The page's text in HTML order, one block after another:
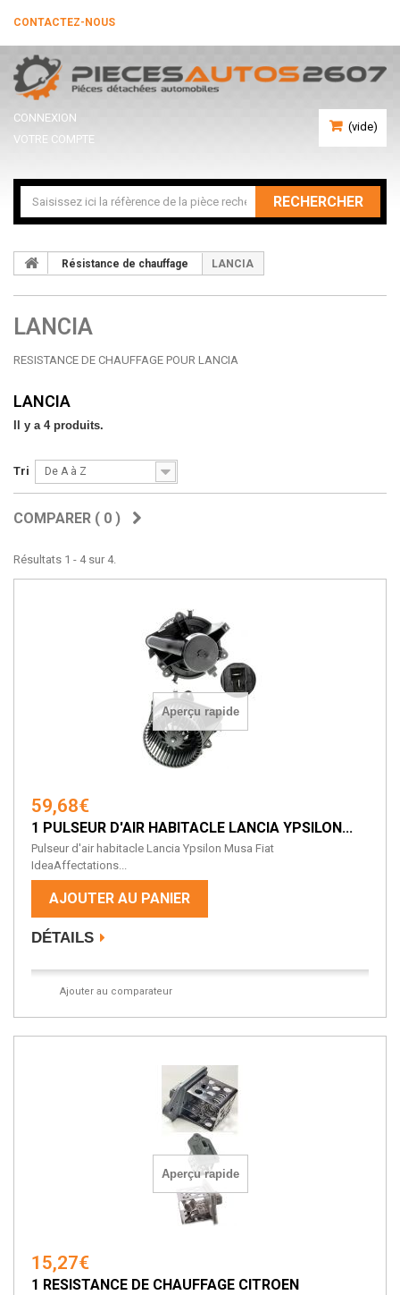
CONTACTEZ-NOUS
(vide)
CONNEXION
VOTRE COMPTE
RECHERCHER
Résistance de chauffage LANCIA
LANCIA
RESISTANCE DE CHAUFFAGE POUR LANCIA
LANCIA
Il y a 4 produits.
Tri De A à Z
COMPARER ( 0 )
Résultats 1 - 4 sur 4.
Aperçu rapide
59,68€
1 PULSEUR D'AIR HABITACLE LANCIA YPSILON...
Pulseur d'air habitacle Lancia Ypsilon Musa Fiat
IdeaAffectations...
AJOUTER AU PANIER
DÉTAILS
Ajouter au comparateur
Aperçu rapide
15,27€
1 RESISTANCE DE CHAUFFAGE CITROEN